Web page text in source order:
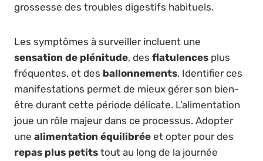
grossesse des troubles digestifs habituels.
Les symptômes à surveiller incluent une
sensation de plénitude, des flatulences plus
fréquentes, et des ballonnements. Identifier ces
manifestations permet de mieux gérer son bien-
être durant cette période délicate. L’alimentation
joue un rôle majeur dans ce processus. Adopter
une alimentation équilibrée et opter pour des
repas plus petits tout au long de la journée